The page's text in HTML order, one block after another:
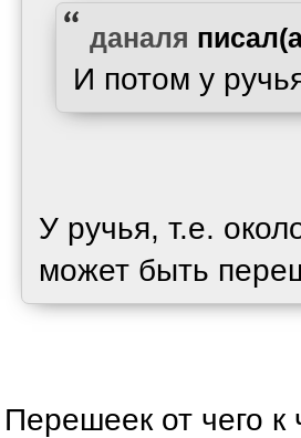
даналя
И потом у
У ручья, т.е.
может быть
Перешеек от чего к